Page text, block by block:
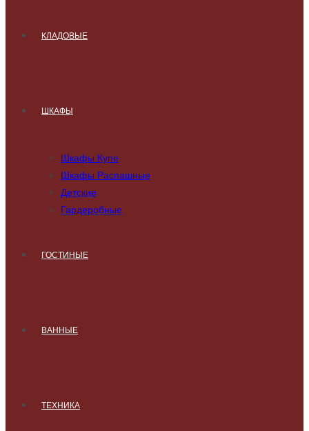
КЛАДОВЫЕ
ШКАФЫ
Шкафы Купе
Шкафы Распашные
Детские
Гардеробные
ГОСТИНЫЕ
ВАННЫЕ
ТЕХНИКА